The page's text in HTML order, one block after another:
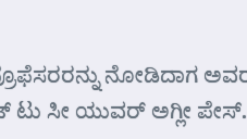
ನೋಡಿದಾಗ
ಟು ಸೀ ಯುವರ್ ಅಗ್ಲೀ